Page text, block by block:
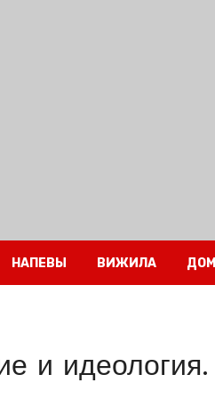
НАПЕВЫ ВИЖИЛА ДОМ
и идеология.